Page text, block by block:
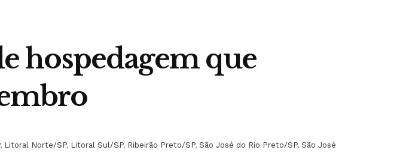
hospedagem que
, Litoral Norte/SP, Litoral Sul/SP, Ribeirão Preto/SP, São José do Rio Preto/SP, São José